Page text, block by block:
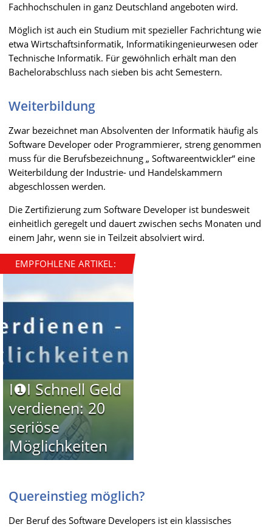
Fachhochschulen in ganz Deutschland angeboten wird.
Möglich ist auch ein Studium mit spezieller Fachrichtung wie
etwa Wirtschaftsinformatik, Informatikingenieurwesen oder
Technische Informatik. Für gewöhnlich erhält man den
Bachelorabschluss nach sieben bis acht Semestern.
Weiterbildung
Zwar bezeichnet man Absolventen der Informatik häufig als
Software Developer oder Programmierer, streng genommen
muss für die Berufsbezeichnung „ Softwareentwickler“ eine
Weiterbildung der Industrie- und Handelskammern
abgeschlossen werden.
Die Zertifizierung zum Software Developer ist bundesweit
einheitlich geregelt und dauert zwischen sechs Monaten und
einem Jahr, wenn sie in Teilzeit absolviert wird.
EMPFOHLENE ARTIKEL:
I❶I Schnell Geld
verdienen: 20
seriöse
Möglichkeiten
Quereinstieg möglich?
Der Beruf des Software Developers ist ein klassisches